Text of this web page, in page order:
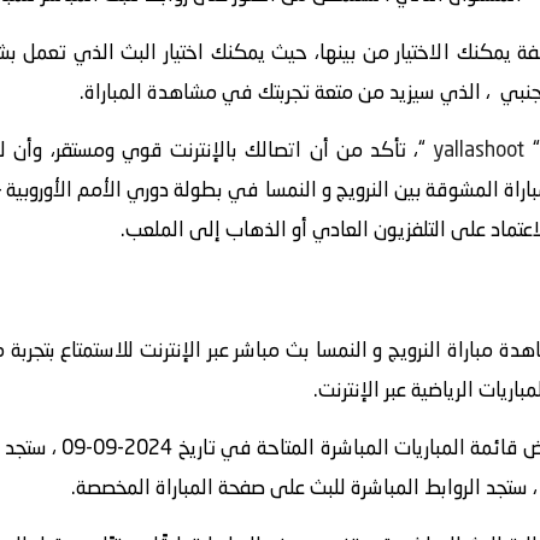
يمكنك الاختيار من بينها، حيث يمكنك اختيار البث الذي
، الذي سيزيد من متعة تجربتك في مشاهدة المباراة.
“، تأكد من أن اتصالك بالإنترنت قوي ومستقر،
مباراة النرويج و النمسا بث مباشر عبر الإنترنت للاستمتاع
الرياضية عبر الإنترنت.
” واستعرض
ستجد الروابط المباشرة للبث على صفحة المباراة المخصصة.